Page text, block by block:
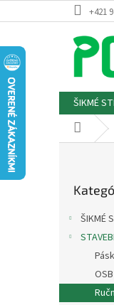
na
+421
ŠIKMÉ
kategórie
ŠIKMÉ